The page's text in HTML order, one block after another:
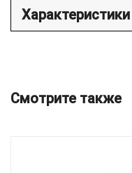
Характеристики
Смотрите также